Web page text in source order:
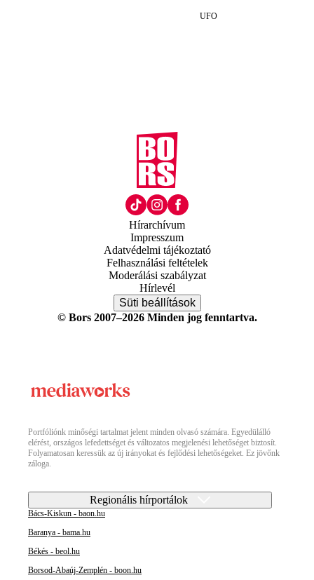
UFO
Hírarchívum
Impresszum
Adatvédelmi tájékoztató
Felhasználási feltételek
Moderálási szabályzat
Hírlevél
Süti beállítások
© Bors 2007–2026 Minden jog fenntartva.
Portfóliónk minőségi tartalmat jelent minden olvasó számára. Egyedülálló
elérést, országos lefedettséget és változatos megjelenési lehetőséget biztosít.
Folyamatosan keressük az új irányokat és fejlődési lehetőségeket. Ez jövőnk
záloga.
Regionális hírportálok
Bács-Kiskun - baon.hu
Baranya - bama.hu
Békés - beol.hu
Borsod-Abaúj-Zemplén - boon.hu